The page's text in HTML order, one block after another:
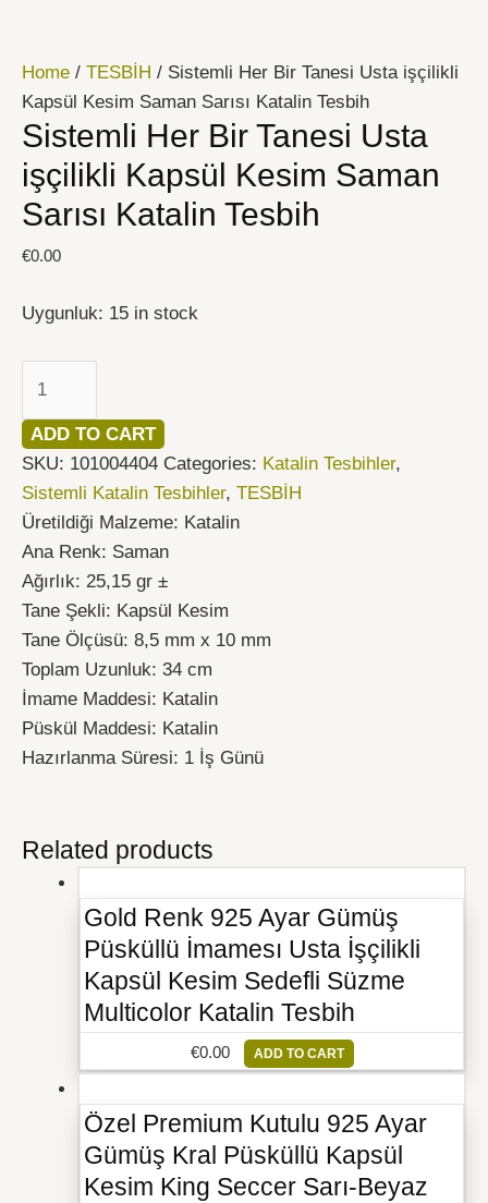
Home / TESBİH / Sistemli Her Bir Tanesi Usta işçilikli
Kapsül Kesim Saman Sarısı Katalin Tesbih
Sistemli Her Bir Tanesi Usta
işçilikli Kapsül Kesim Saman
Sarısı Katalin Tesbih
€0.00
Uygunluk: 15 in stock
Bir
Tanesi
Usta
işçilikli
Kapsül
Kesim
Saman
Katalin
quantity
ADD TO CART
SKU: 101004404 Categories: Katalin Tesbihler,
Sistemli Katalin Tesbihler, TESBİH
Üretildiği Malzeme: Katalin
Ana Renk: Saman
Ağırlık: 25,15 gr ±
Tane Şekli: Kapsül Kesim
Tane Ölçüsü: 8,5 mm x 10 mm
Toplam Uzunluk: 34 cm
İmame Maddesi: Katalin
Püskül Maddesi: Katalin
Hazırlanma Süresi: 1 İş Günü
Related products
Gold Renk 925 Ayar Gümüş
Püsküllü İmamesı Usta İşçilikli
Kapsül Kesim Sedefli Süzme
Multicolor Katalin Tesbih
€0.00 ADD TO CART
Özel Premium Kutulu 925 Ayar
Gümüş Kral Püsküllü Kapsül
Kesim King Seccer Sarı-Beyaz